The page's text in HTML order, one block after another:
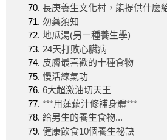
長庚養生文化村，能提供什麼
勿藥須知
地瓜湯(另ㄧ種養生學)
24天打敗心臟病
皮膚最喜歡的十種食物
慢活練氣功
6大超激油切天王
***用蓮藕汁修補身體***
給男生的養生食物...
健康飲食10個養生祕訣